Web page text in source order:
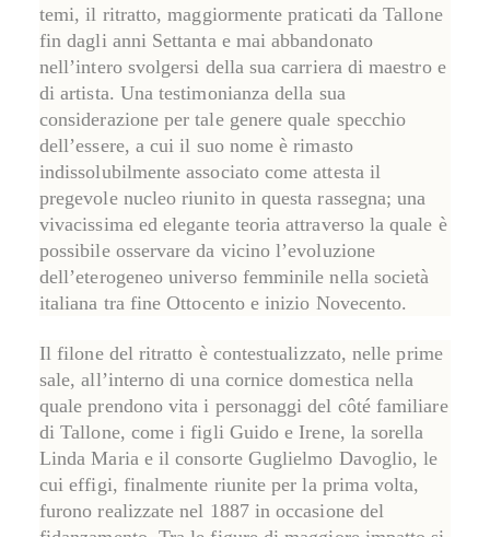
temi, il ritratto, maggiormente praticati da Tallone
fin dagli anni Settanta e mai abbandonato
nell’intero svolgersi della sua carriera di maestro e
di artista. Una testimonianza della sua
considerazione per tale genere quale specchio
dell’essere, a cui il suo nome è rimasto
indissolubilmente associato come attesta il
pregevole nucleo riunito in questa rassegna; una
vivacissima ed elegante teoria attraverso la quale è
possibile osservare da vicino l’evoluzione
dell’eterogeneo universo femminile nella società
italiana tra fine Ottocento e inizio Novecento.
Il filone del ritratto è contestualizzato, nelle prime
sale, all’interno di una cornice domesticanella
quale prendono vita i personaggi del côté familiare
di Tallone, come i figli Guido e Irene, la sorella
Linda Maria e il consorte Guglielmo Davoglio, le
cui effigi, finalmente riunite per la prima volta,
furono realizzate nel 1887 in occasione del